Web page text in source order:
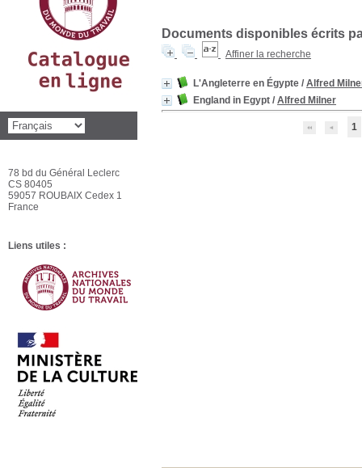
Documents disponibles écrits
Affiner la recherche
L'Angleterre en Égypte / Alfred
England in Egypt / Alfred Milner
1
78 bd du Général Leclerc
CS 80405
59057 ROUBAIX Cedex 1
France
Liens utiles :